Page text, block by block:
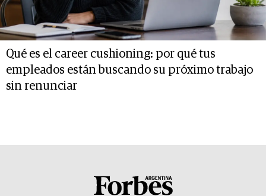
Qué es el career cushioning: por qué tus
empleados están buscando su próximo trabajo
sin renunciar